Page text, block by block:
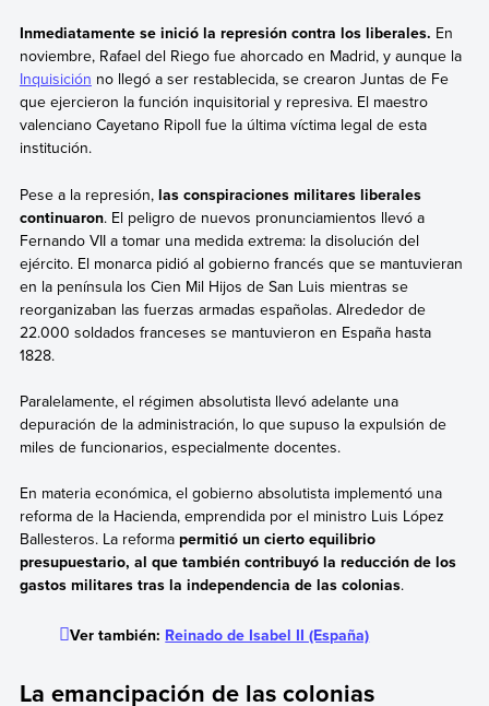
Inmediatamente se inició la represión contra los liberales. En
noviembre, Rafael del Riego fue ahorcado en Madrid, y aunque la
Inquisición no llegó a ser restablecida, se crearon Juntas de Fe
que ejercieron la función inquisitorial y represiva. El maestro
valenciano Cayetano Ripoll fue la última víctima legal de esta
institución.
Pese a la represión, las conspiraciones militares liberales
continuaron. El peligro de nuevos pronunciamientos llevó a
Fernando VII a tomar una medida extrema: la disolución del
ejército. El monarca pidió al gobierno francés que se mantuvieran
en la península los Cien Mil Hijos de San Luis mientras se
reorganizaban las fuerzas armadas españolas. Alrededor de
22.000 soldados franceses se mantuvieron en España hasta
1828.
Paralelamente, el régimen absolutista llevó adelante una
depuración de la administración, lo que supuso la expulsión de
miles de funcionarios, especialmente docentes.
En materia económica, el gobierno absolutista implementó una
reforma de la Hacienda, emprendida por el ministro Luis López
Ballesteros. La reforma permitió un cierto equilibrio
presupuestario, al que también contribuyó la reducción de los
gastos militares tras la independencia de las colonias.
Ver también: Reinado de Isabel II (España)
La emancipación de las colonias